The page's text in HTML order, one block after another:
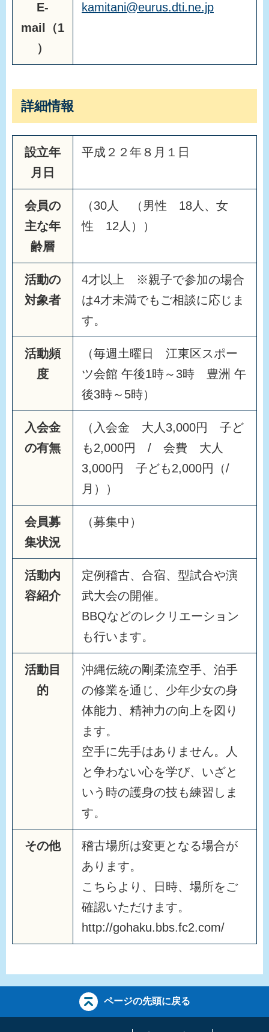
E-
mail（1
）
kamitani@eurus.dti.ne.jp
詳細情報
設立年
月日
平成２２年８月１日
会員の
主な年
齢層
（30人 （男性 18人、女
性 12人））
活動の
対象者
4才以上 ※親子で参加の場合
は4才未満でもご相談に応じま
す。
活動頻
度
（毎週土曜日 江東区スポー
ツ会館 午後1時～3時 豊洲 午
後3時～5時）
入会金
の有無
（入会金 大人3,000円 子ど
も2,000円 / 会費 大人
3,000円 子ども2,000円（/
月））
会員募
集状況
（募集中）
活動内
容紹介
定例稽古、合宿、型試合や演
武大会の開催。
BBQなどのレクリエーション
も行います。
活動目
的
沖縄伝統の剛柔流空手、泊手
の修業を通じ、少年少女の身
体能力、精神力の向上を図り
ます。
空手に先手はありません。人
と争わない心を学び、いざと
いう時の護身の技も練習しま
す。
その他
稽古場所は変更となる場合が
あります。
こちらより、日時、場所をご
確認いただけます。
http://gohaku.bbs.fc2.com/
ページの先頭に戻る